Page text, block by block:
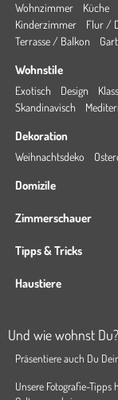
Wohnzimmer Küche
Kinderzimmer
Flur /
Terrasse / Balkon
Wohnstile
Exotisch Design
Skandinavisch
Dekoration
Weihnachtsdeko
Domizile
Zimmerschauer
Tipps & Tricks
Haustiere
Und wie wohnst Du?
Präsentiere auch Du
Unsere Fotografie-